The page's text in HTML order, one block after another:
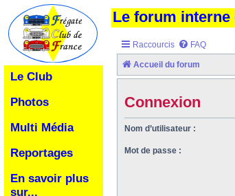
Le Club
Photos
Multi Média
Reportages
En savoir plus
sur...
Le forum interne
Raccourcis FAQ
Accueil du forum
Connexion
Nom d’utilisateur :
Mot de passe :